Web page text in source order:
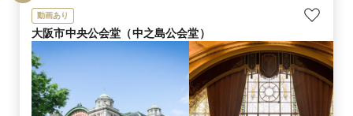
動画あり
大阪市中央公会堂（中之島公会堂）